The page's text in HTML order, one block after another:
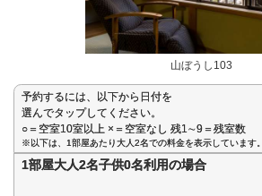
山ぼうし103
予約するには、以下から日付を
選んでタップしてください。
○＝空室10室以上 ×＝空室なし 残1∼9＝残室数
※以下は、1部屋あたり大人2名での料金を表示しています。
1部屋大人2名子供0名利用の場合